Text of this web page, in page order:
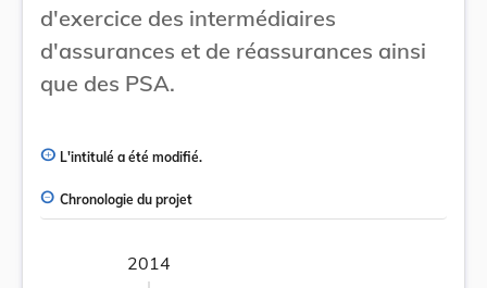
d'exercice des intermédiaires
d'assurances et de réassurances ainsi
que des PSA.
L'intitulé a été modifié.
Chronologie du projet
2014